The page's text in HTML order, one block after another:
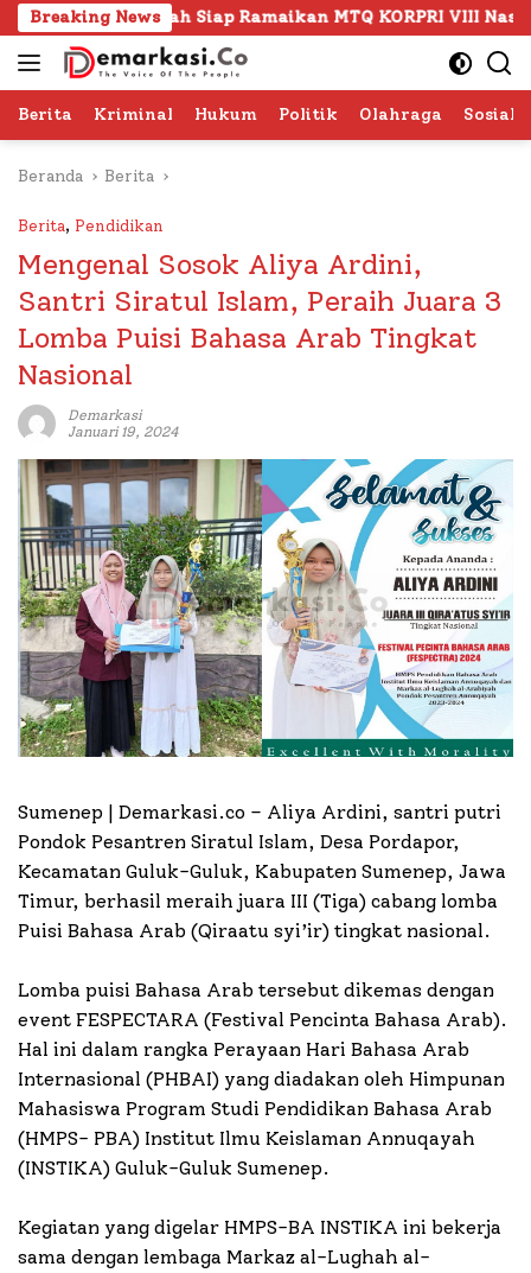
Langsung
ke
konten
Breaking News
Siap Ramaikan MTQ KORPRI VIII Nasional di Sulsel,
Berita Kriminal Hukum Politik Olahraga Sosial
Beranda Berita
Berita, Pendidikan
Mengenal Sosok Aliya Ardini,
Santri Siratul Islam, Peraih Juara 3
Lomba Puisi Bahasa Arab Tingkat
Nasional
Demarkasi
Januari 19, 2024
Sumenep | Demarkasi.co – Aliya Ardini, santri putri
Pondok Pesantren Siratul Islam, Desa Pordapor,
Kecamatan Guluk-Guluk, Kabupaten Sumenep, Jawa
Timur, berhasil meraih juara III (Tiga) cabang lomba
Puisi Bahasa Arab (Qiraatu syi’ir) tingkat nasional.
Lomba puisi Bahasa Arab tersebut dikemas dengan
event FESPECTARA (Festival Pencinta Bahasa Arab).
Hal ini dalam rangka Perayaan Hari Bahasa Arab
Internasional (PHBAI) yang diadakan oleh Himpunan
Mahasiswa Program Studi Pendidikan Bahasa Arab
(HMPS- PBA) Institut Ilmu Keislaman Annuqayah
(INSTIKA) Guluk-Guluk Sumenep.
Kegiatan yang digelar HMPS-BA INSTIKA ini bekerja
sama dengan lembaga Markaz al-Lughah al-